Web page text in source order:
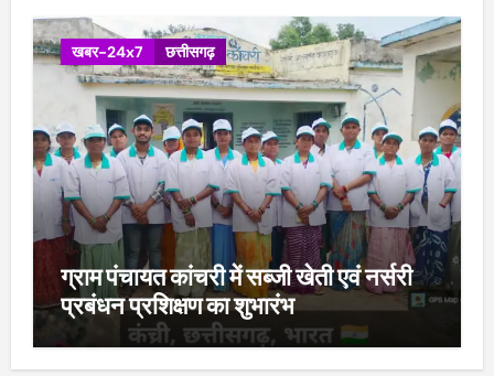
खबर-24x7 छत्तीसगढ़
ग्राम पंचायत कांचरी में सब्जी खेती एवं नर्सरी
प्रबंधन प्रशिक्षण का शुभारंभ